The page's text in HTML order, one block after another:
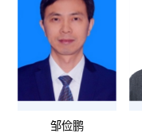
邹俭鹏